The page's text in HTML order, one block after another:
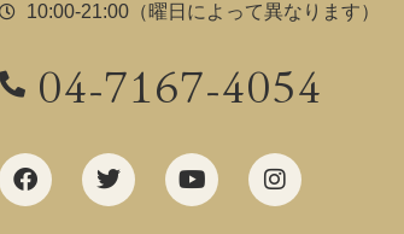
10:00-21:00（曜日によって異なります）
04-7167-4054